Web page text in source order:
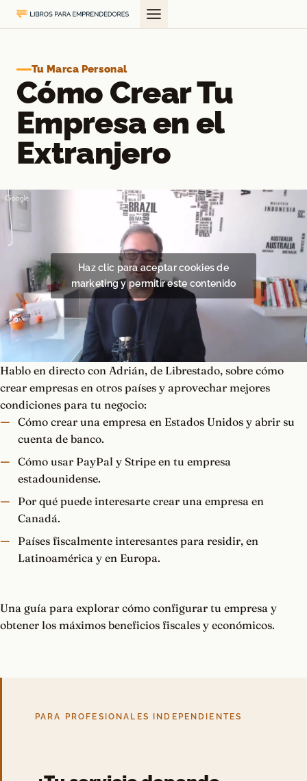
Saltar
al
Tu Marca Personal
Cómo Crear Tu
Empresa en el
Extranjero
Haz clic para aceptar cookies de
marketing y permitir este contenido
Hablo en directo con Adrián, de Librestado, sobre cómo
crear empresas en otros países y aprovechar mejores
condiciones para tu negocio:
Cómo crear una empresa en Estados Unidos y abrir su
cuenta de banco.
Cómo usar PayPal y Stripe en tu empresa
estadounidense.
Por qué puede interesarte crear una empresa en
Canadá.
Países fiscalmente interesantes para residir, en
Latinoamérica y en Europa.
Una guía para explorar cómo configurar tu empresa y
obtener los máximos beneficios fiscales y económicos.
PARA PROFESIONALES INDEPENDIENTES